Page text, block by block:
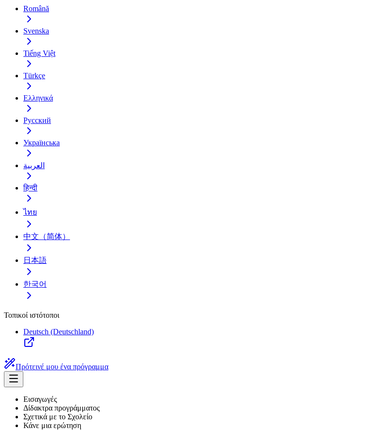
Română
Svenska
Tiếng Việt
Türkçe
Ελληνικά
Русский
Українська
العربية
हिन्दी
ไทย
中文（简体）
日本語
한국어
Τοπικοί ιστότοποι
Deutsch (Deutschland)
Πρότεινέ μου ένα πρόγραμμα
Εισαγωγές
Δίδακτρα προγράμματος
Σχετικά με το Σχολείο
Κάνε μια ερώτηση